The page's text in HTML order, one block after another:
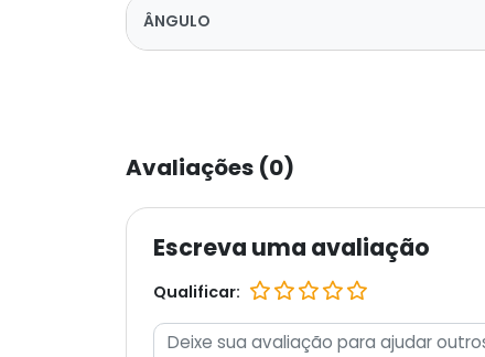
ÂNGULO
Avaliações (0)
Escreva uma avaliação
Qualificar: